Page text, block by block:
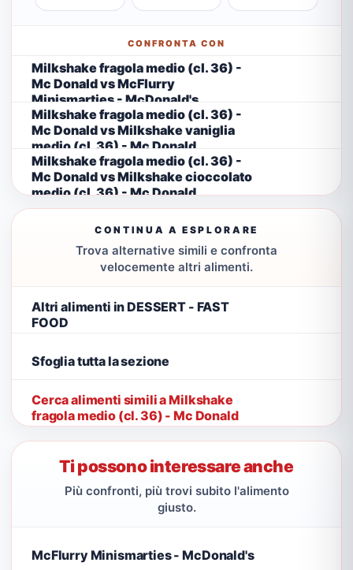
CONFRONTA CON
Milkshake fragola medio (cl. 36) -
Mc Donald vs McFlurry
Minismarties - McDonald's
Milkshake fragola medio (cl. 36) -
Mc Donald vs Milkshake vaniglia
medio (cl. 36) - Mc Donald
Milkshake fragola medio (cl. 36) -
Mc Donald vs Milkshake cioccolato
medio (cl. 36) - Mc Donald
CONTINUA A ESPLORARE
Trova alternative simili e confronta
velocemente altri alimenti.
Altri alimenti in DESSERT - FAST
FOOD
Sfoglia tutta la sezione
Cerca alimenti simili a Milkshake
fragola medio (cl. 36) - Mc Donald
Ti possono interessare anche
Più confronti, più trovi subito l'alimento
giusto.
McFlurry Minismarties - McDonald's